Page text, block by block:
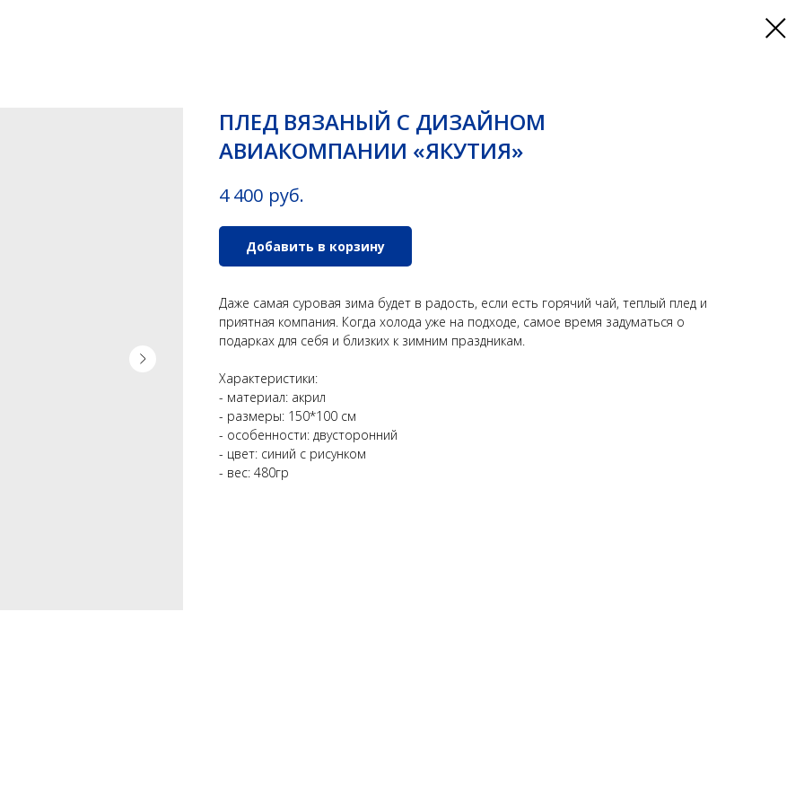
ПЛЕД ВЯЗАНЫЙ С ДИЗАЙНОМ
АВИАКОМПАНИИ «ЯКУТИЯ»
4 400 руб.
Добавить в корзину
Даже самая суровая зима будет в радость, если есть горячий чай, теплый плед и
приятная компания. Когда холода уже на подходе, самое время задуматься о
подарках для себя и близких к зимним праздникам.
Характеристики:
- материал: акрил
- размеры: 150*100 см
- особенности: двусторонний
- цвет: синий с рисунком
- вес: 480гр